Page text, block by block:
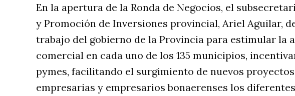
En la apertura de la Ronda de Negocios, el
y Promoción de Inversiones provincial, Ariel Aguilar,
trabajo del gobierno de la Provincia para estimular la
comercial en cada uno de los 135 municipios,
pymes, facilitando el surgimiento de nuevos
empresarias y empresarios bonaerenses los